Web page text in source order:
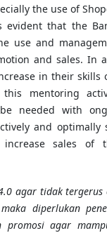
the use of
evident that the
use and
and sales. In
in their skills
this mentoring
needed with
and
increase sales of
agar tidak
diperlukan
promosi agar